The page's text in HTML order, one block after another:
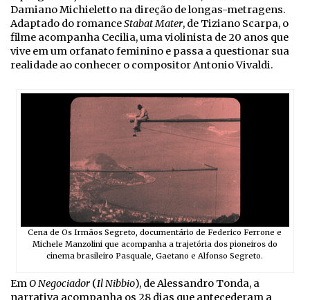
Damiano Michieletto na direção de longas-metragens.
Adaptado do romanceStabat Mater, de Tiziano Scarpa, o
filme acompanha Cecilia, uma violinista de 20 anos que
vive em um orfanato feminino e passa a questionar sua
realidade ao conhecer o compositor Antonio Vivaldi.
Cena de Os Irmãos Segreto, documentário de Federico Ferrone e
Michele Manzolini que acompanha a trajetória dos pioneiros do
cinema brasileiro Pasquale, Gaetano e Alfonso Segreto.
EmO Negociador (Il Nibbio), de Alessandro Tonda, a